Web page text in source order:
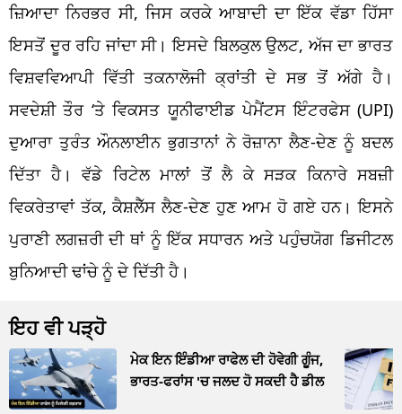
ਜ਼ਿਆਦਾ ਨਿਰਭਰ ਸੀ, ਜਿਸ ਕਰਕੇ ਆਬਾਦੀ ਦਾ ਇੱਕ ਵੱਡਾ ਹਿੱਸਾ
ਇਸਤੋਂ ਦੂਰ ਰਹਿ ਜਾਂਦਾ ਸੀ। ਇਸਦੇ ਬਿਲਕੁਲ ਉਲਟ, ਅੱਜ ਦਾ ਭਾਰਤ
ਵਿਸ਼ਵਵਿਆਪੀ ਵਿੱਤੀ ਤਕਨਾਲੋਜੀ ਕ੍ਰਾਂਤੀ ਦੇ ਸਭ ਤੋਂ ਅੱਗੇ ਹੈ।
ਸਵਦੇਸ਼ੀ ਤੌਰ ‘ਤੇ ਵਿਕਸਤ ਯੂਨੀਫਾਈਡ ਪੇਮੈਂਟਸ ਇੰਟਰਫੇਸ (UPI)
ਦੁਆਰਾ ਤੁਰੰਤ ਔਨਲਾਈਨ ਭੁਗਤਾਨਾਂ ਨੇ ਰੋਜ਼ਾਨਾ ਲੈਣ-ਦੇਣ ਨੂੰ ਬਦਲ
ਦਿੱਤਾ ਹੈ। ਵੱਡੇ ਰਿਟੇਲ ਮਾਲਾਂ ਤੋਂ ਲੈ ਕੇ ਸੜਕ ਕਿਨਾਰੇ ਸਬਜ਼ੀ
ਵਿਕਰੇਤਾਵਾਂ ਤੱਕ, ਕੈਸ਼ਲੈੱਸ ਲੈਣ-ਦੇਣ ਹੁਣ ਆਮ ਹੋ ਗਏ ਹਨ। ਇਸਨੇ
ਪੁਰਾਣੀ ਲਗਜ਼ਰੀ ਦੀ ਥਾਂ ਨੂੰ ਇੱਕ ਸਧਾਰਨ ਅਤੇ ਪਹੁੰਚਯੋਗ ਡਿਜੀਟਲ
ਬੁਨਿਆਦੀ ਢਾਂਚੇ ਨੂੰ ਦੇ ਦਿੱਤੀ ਹੈ।
ਇਹ ਵੀ ਪੜ੍ਹੋ
ਮੇਕ ਇਨ ਇੰਡੀਆ ਰਾਫੇਲ ਦੀ ਹੋਵੇਗੀ ਗੂੰਜ,
ਭਾਰਤ-ਫਰਾਂਸ 'ਚ ਜਲਦ ਹੋ ਸਕਦੀ ਹੈ ਡੀਲ